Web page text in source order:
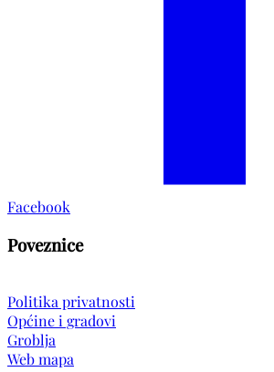
Facebook
Poveznice
Politika privatnosti
Općine i gradovi
Groblja
Web mapa